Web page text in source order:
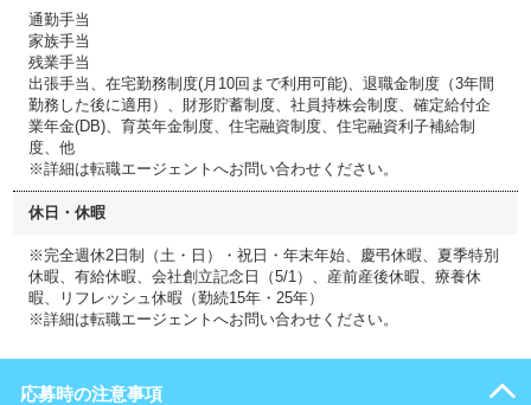
通勤手当
家族手当
残業手当
出張手当、在宅勤務制度(月10回まで利用可能)、退職金制度（3年間
勤務した後に適用）、財形貯蓄制度、社員持株会制度、確定給付企
業年金(DB)、育英年金制度、住宅融資制度、住宅融資利子補給制
度、他
※詳細は転職エージェントへお問い合わせください。
休日・休暇
※完全週休2日制（土・日）・祝日・年末年始、慶弔休暇、夏季特別
休暇、有給休暇、会社創立記念日（5/1）、産前産後休暇、療養休
暇、リフレッシュ休暇（勤続15年・25年）
※詳細は転職エージェントへお問い合わせください。
応募時の注意事項